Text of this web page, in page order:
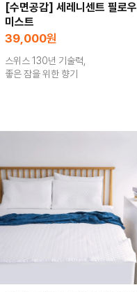
[수면공감] 세레니센트 필로우
미스트
39,000원
스위스 130년 기술력,
좋은 잠을 위한 향기